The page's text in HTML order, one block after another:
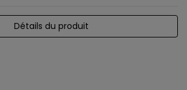
Détails du produit